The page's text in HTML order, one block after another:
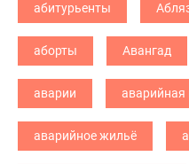
абитурьенты
аборты Авангад
аварии аварийная
аварийное жильё